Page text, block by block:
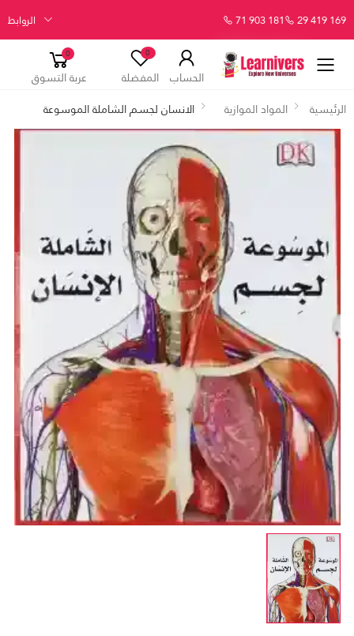
29 419 169
71 903 181 الروابط
الحساب
0
المفضلة
0
عربة التسوق
الرئيسية
المواد الموازية الانسان لجسم الشاملة الموسوعة